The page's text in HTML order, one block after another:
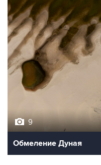
9
Обмеление Дуная